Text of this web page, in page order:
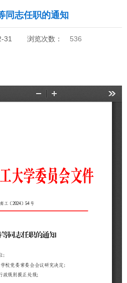
同志任职的通知
31 浏览次数： 536